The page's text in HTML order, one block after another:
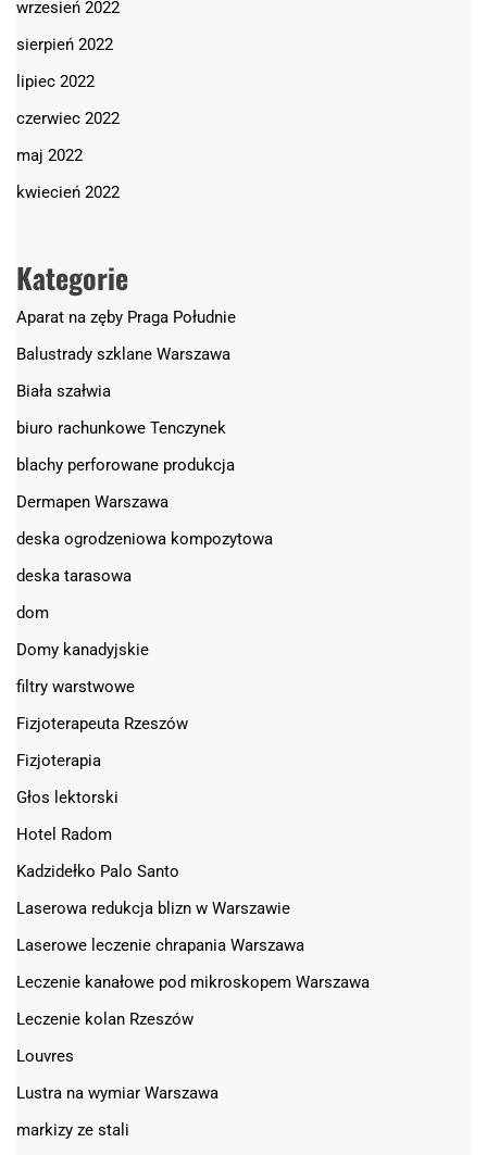
wrzesień 2022
sierpień 2022
lipiec 2022
czerwiec 2022
maj 2022
kwiecień 2022
Kategorie
Aparat na zęby Praga Południe
Balustrady szklane Warszawa
Biała szałwia
biuro rachunkowe Tenczynek
blachy perforowane produkcja
Dermapen Warszawa
deska ogrodzeniowa kompozytowa
deska tarasowa
dom
Domy kanadyjskie
filtry warstwowe
Fizjoterapeuta Rzeszów
Fizjoterapia
Głos lektorski
Hotel Radom
Kadzidełko Palo Santo
Laserowa redukcja blizn w Warszawie
Laserowe leczenie chrapania Warszawa
Leczenie kanałowe pod mikroskopem Warszawa
Leczenie kolan Rzeszów
Louvres
Lustra na wymiar Warszawa
markizy ze stali